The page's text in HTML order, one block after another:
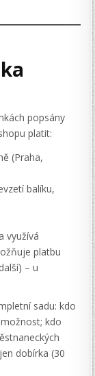
popsány
platit:
(Praha,
balíku,
využívá
platbu
– u
sadu: kdo
kdo
dobírka (30